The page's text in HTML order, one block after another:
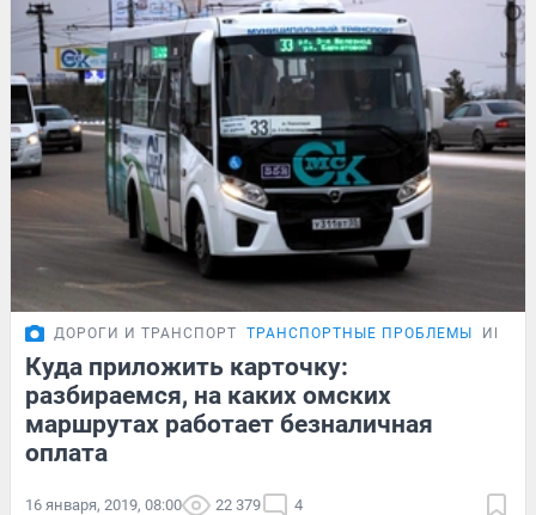
ДОРОГИ И ТРАНСПОРТ ТРАНСПОРТНЫЕ ПРОБЛЕМЫ
Куда приложить карточку:
разбираемся, на каких омских
маршрутах работает безналичная
оплата
16 января, 2019, 08:00 22 379 4